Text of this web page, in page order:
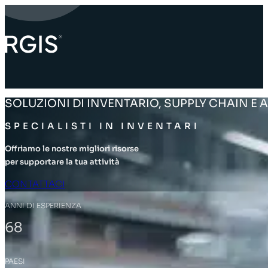
SOLUZIONI DI INVENTARIO, SUPPLY CHAIN E
SPECIALISTI IN INVENTARI
Offriamo le nostre migliori risorse
per supportare la tua attività
CONTATTACI
ANNI DI ESPERIENZA
68
PAESI